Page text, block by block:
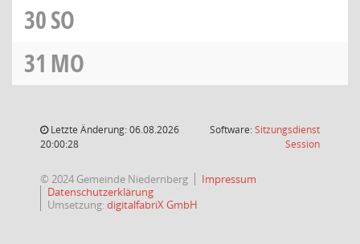
30SO
31 MO
Letzte Änderung: 06.08.2026
20:00:28
Software:Sitzungsdienst
Session(Wird in
© 2024 Gemeinde Niedernberg
Impressum
Datenschutzerklärung
Umsetzung:digitalfabriX GmbH